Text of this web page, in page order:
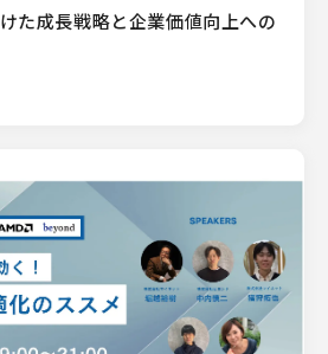
た成長戦略と企業価値向上への